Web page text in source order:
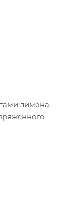
лимона,